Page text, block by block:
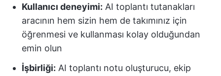
Kullanıcı deneyimi: AI toplantı tutanakları
aracının hem sizin hem de takımınız için
öğrenmesi ve kullanması kolay olduğundan
emin olun
İşbirliği: AI toplantı notu oluşturucu, ekip